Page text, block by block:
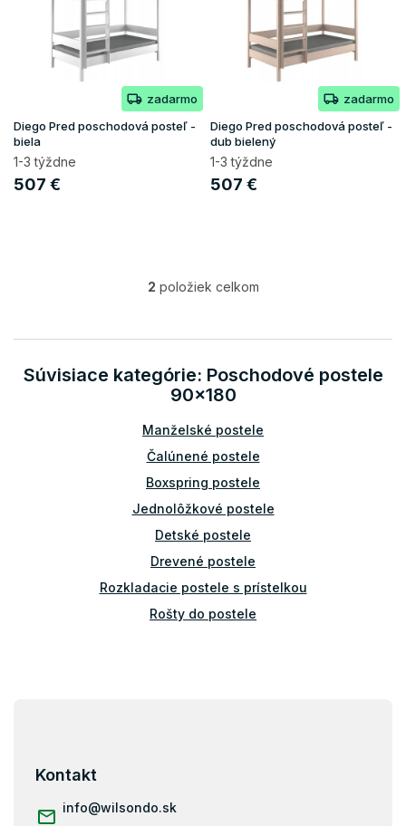
u
k
t
o
zadarmo
Diego Pred poschodová posteľ -
biela
1-3 týždne
507 €
zadarmo
Diego Pred poschodová posteľ -
dub bielený
1-3 týždne
507 €
O
á
a
c
e
p
r
v
y
v
p
i
u
2 položiek celkom
Súvisiace kategórie: Poschodové postele
90x180
Manželské postele
Čalúnené postele
Boxspring postele
Jednolôžkové postele
Detské postele
Drevené postele
Rozkladacie postele s prístelkou
Rošty do postele
Kontakt
info@wilsondo.sk